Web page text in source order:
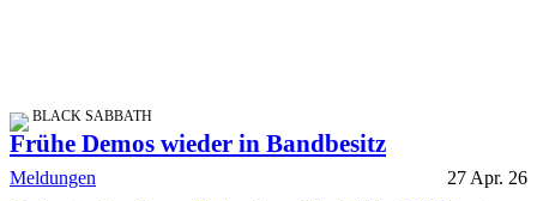
BLACK SABBATH
Frühe Demos wieder in Bandbesitz
Meldungen 27 Apr. 26